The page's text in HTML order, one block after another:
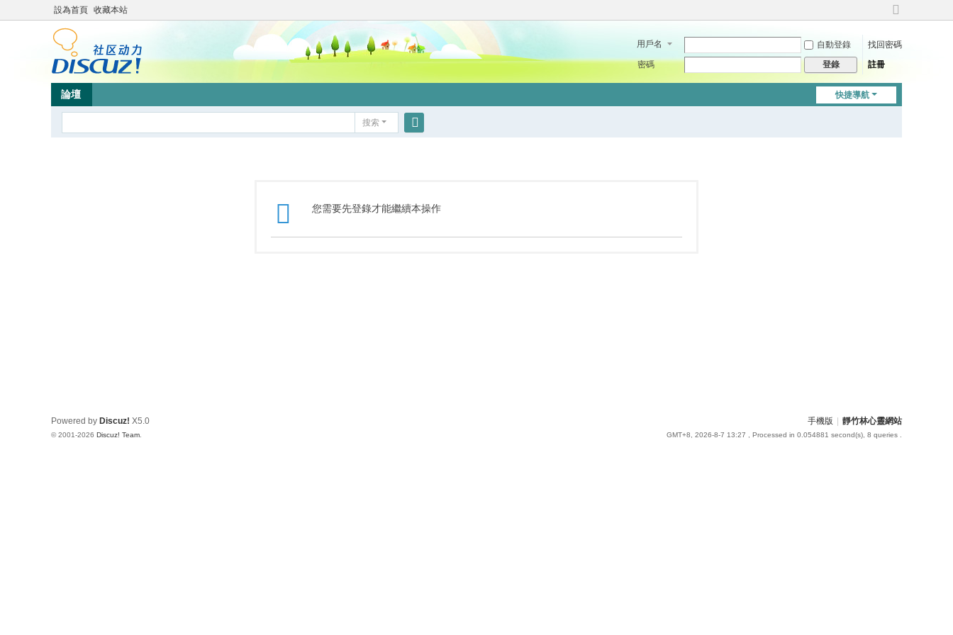
設為首頁 收藏本站
切
到
用戶名 自動登錄
找回密碼
密碼
登錄 註冊
快捷導航
論壇
搜索
您需要先登錄才能繼續本操作
手機版 靜竹林心靈網站
GMT+8, 2026-8-7 13:27 , Processed in 0.054881 second(s), 8 queries .
Powered by Discuz! X5.0
© 2001-2026 Discuz! Team